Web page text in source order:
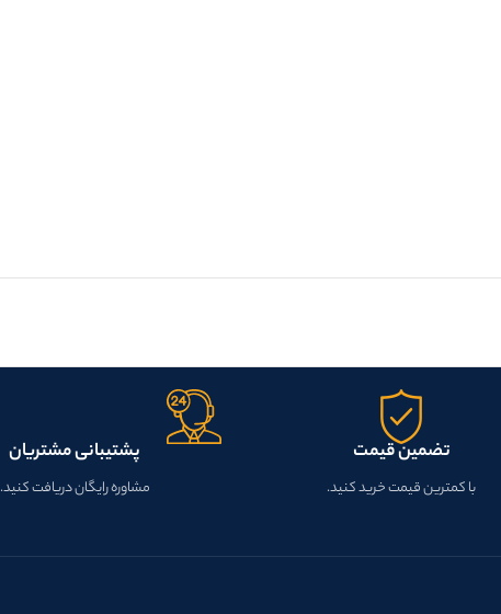
تضمین قیمت
با کمترین قیمت خرید کنید.
پشتیبانی مشتریان
مشاوره رایگان دریافت کنید.